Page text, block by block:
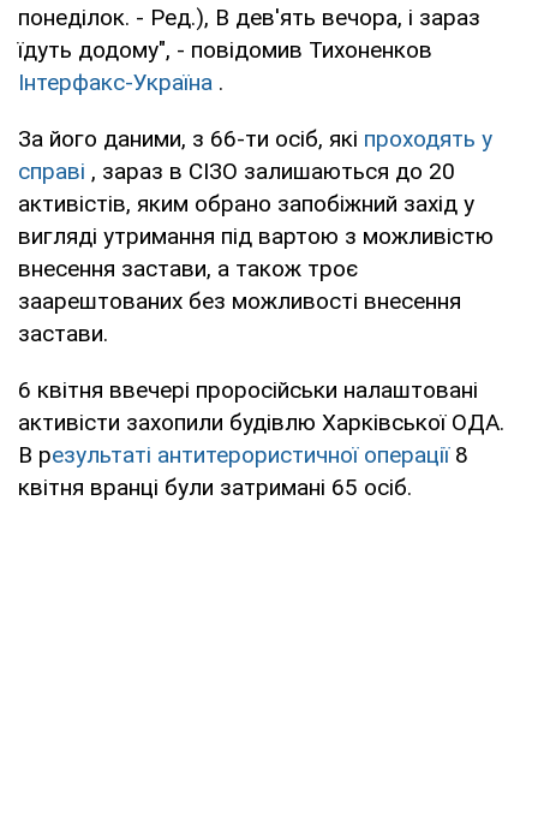
понеділок. - Ред.), В дев'ять вечора, і зараз
їдуть додому", - повідомив Тихоненков
Інтерфакс-Україна .
За його даними, з 66-ти осіб, які проходять у
справі , зараз в СІЗО залишаються до 20
активістів, яким обрано запобіжний захід у
вигляді утримання під вартою з можливістю
внесення застави, а також троє
заарештованих без можливості внесення
застави.
6 квітня ввечері проросійськи налаштовані
активісти захопили будівлю Харківської ОДА.
В результаті антитерористичної операції8
квітня вранці були затримані 65 осіб.